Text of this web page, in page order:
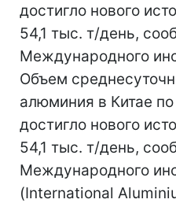
достигло нового
54,1 тыс. т/день,
Международного
Объем
алюминия в Китае
достигло нового
54,1 тыс. т/день,
Международного
(International